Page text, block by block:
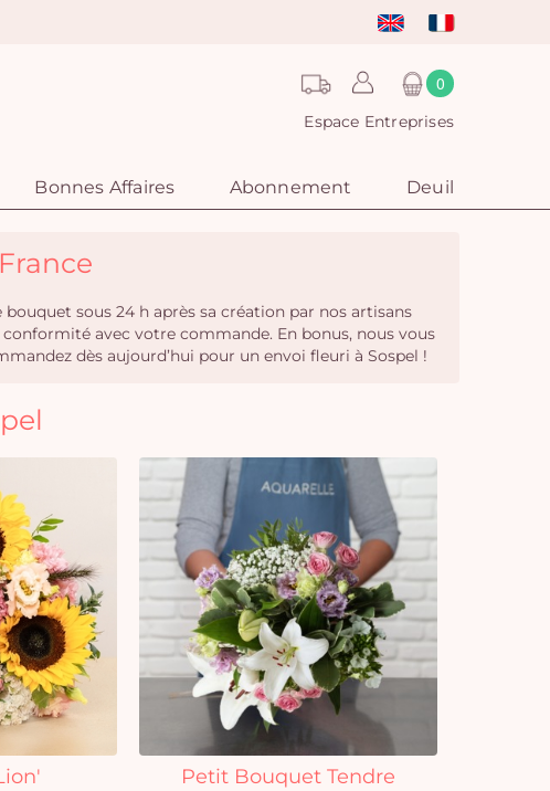
0
Espace Entreprises
Bonnes Affaires Abonnement Deuil
sous 24 h après sa création par nos artisans
avec votre commande. En bonus, nous vous
dès aujourd’hui pour un envoi fleuri à Sospel !
Petit Bouquet Tendre